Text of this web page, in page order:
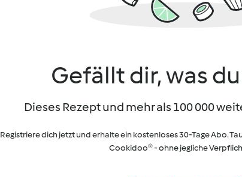
Gefällt dir, was
Dieses Rezept und mehr als 100 000
Registriere dich jetzt und erhalte ein kostenloses 30-Tage Abo.
Cookidoo® - ohne jegliche